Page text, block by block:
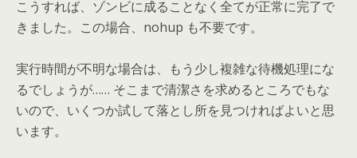
こうすれば、ゾンビに成ることなく全てが正常に完了で
きました。この場合、nohup も不要です。
実行時間が不明な場合は、もう少し複雑な待機処理にな
るでしょうが…… そこまで清潔さを求めるところでもな
いので、いくつか試して落とし所を見つければよいと思
います。